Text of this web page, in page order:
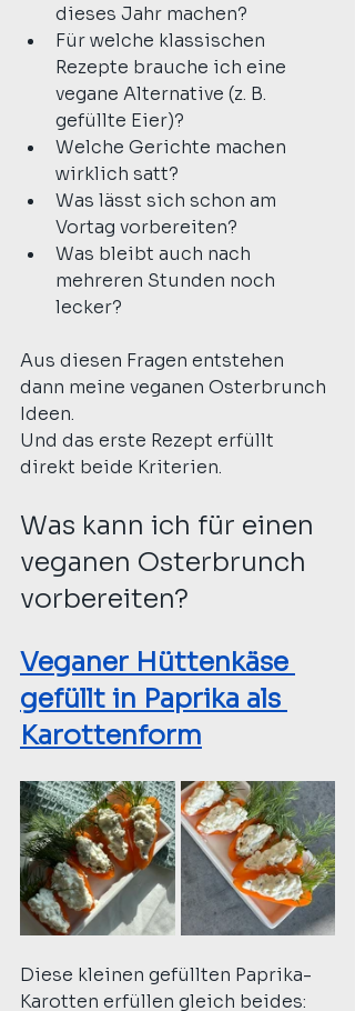
dieses Jahr machen?
Für welche klassischen
Rezepte brauche ich eine
vegane Alternative (z. B.
gefüllte Eier)?
Welche Gerichte machen
wirklich satt?
Was lässt sich schon am
Vortag vorbereiten?
Was bleibt auch nach
mehreren Stunden noch
lecker?
Aus diesen Fragen entstehen
dann meine veganen Osterbrunch
Ideen.
Und das erste Rezept erfüllt
direkt beide Kriterien.
Was kann ich für einen
veganen Osterbrunch
vorbereiten?
Veganer Hüttenkäse
gefüllt in Paprika als
Karottenform
Diese kleinen gefüllten Paprika-
Karotten erfüllen gleich beides: